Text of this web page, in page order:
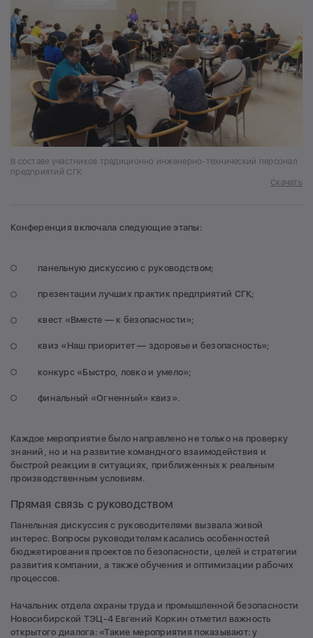
В составе участников традиционно инженерно-технический персонал
предприятий СГК
Скачать
Конференция включала следующие этапы:
панельную дискуссию с руководством;
презентации лучших практик предприятий СГК;
квест «Вместе — к безопасности»;
квиз «Наш приоритет — здоровье и безопасность»;
конкурс «Быстро, ловко и умело»;
финальный «Огненный» квиз».
Каждое мероприятие было направлено не только на проверку
знаний, но и на развитие командного взаимодействия и
быстрой реакции в ситуациях, приближенных к реальным
производственным условиям.
Прямая связь с руководством
Панельная дискуссия с руководителями вызвала живой
интерес. Вопросы руководителям касались особенностей
бюджетирования проектов по безопасности, целей и стратегии
развития компании, а также обучения и оптимизации рабочих
процессов.
Начальник отдела охраны труда и промышленной безопасности
Новосибирской ТЭЦ-4 Евгений Коркин отметил важность
открытого диалога: «Такие мероприятия показывают: у